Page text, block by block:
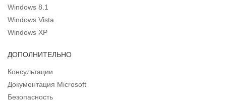
Windows 8.1
Windows Vista
Windows XP
ДОПОЛНИТЕЛЬНО
Консультации
Документация Microsoft
Безопасность